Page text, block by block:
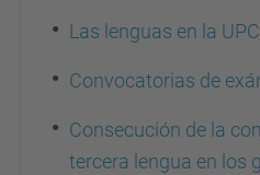
Las lenguas en la UPC
Convocatorias de
Consecución de la
tercera lengua en los